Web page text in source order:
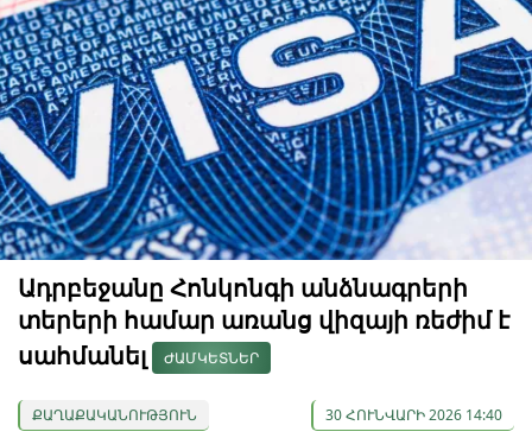
Ադրբեջանը Հոնկոնգի անձնագրերի
տերերի համար առանց վիզայի ռեժիմ է
սահմանել
ԺԱՄԿԵՏՆԵՐ
ՔԱՂԱՔԱԿԱՆՈՒԹՅՈՒՆ 30 ՀՈՒՆՎԱՐԻ 2026 14:40